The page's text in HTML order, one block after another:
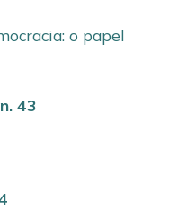
o papel
n. 43